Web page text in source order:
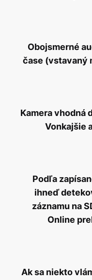
Obojsmerné
čase (vstavaný
Kamera vhodná
Vonkajšie
Podľa
ihneď
záznamu na
Online
Ak sa niekto